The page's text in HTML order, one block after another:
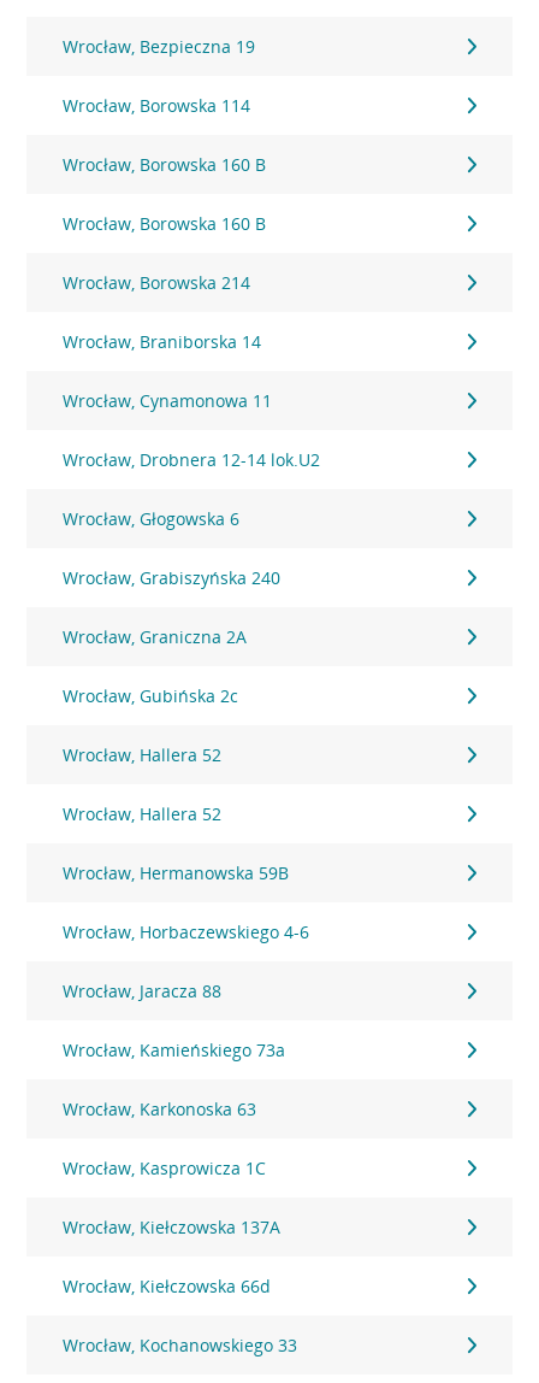
Wrocław, Bezpieczna 19
Wrocław, Borowska 114
Wrocław, Borowska 160 B
Wrocław, Borowska 160 B
Wrocław, Borowska 214
Wrocław, Braniborska 14
Wrocław, Cynamonowa 11
Wrocław, Drobnera 12-14 lok.U2
Wrocław, Głogowska 6
Wrocław, Grabiszyńska 240
Wrocław, Graniczna 2A
Wrocław, Gubińska 2c
Wrocław, Hallera 52
Wrocław, Hallera 52
Wrocław, Hermanowska 59B
Wrocław, Horbaczewskiego 4-6
Wrocław, Jaracza 88
Wrocław, Kamieńskiego 73a
Wrocław, Karkonoska 63
Wrocław, Kasprowicza 1C
Wrocław, Kiełczowska 137A
Wrocław, Kiełczowska 66d
Wrocław, Kochanowskiego 33